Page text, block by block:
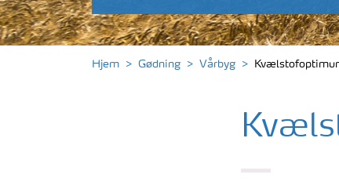
Hjem Gødning Vårbyg